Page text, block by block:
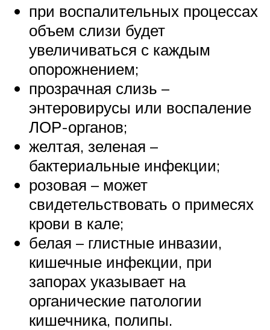
при воспалительных процессах
объем слизи будет
увеличиваться с каждым
опорожнением;
прозрачная слизь –
энтеровирусы или воспаление
ЛОР-органов;
желтая, зеленая –
бактериальные инфекции;
розовая – может
свидетельствовать о примесях
крови в кале;
белая – глистные инвазии,
кишечные инфекции, при
запорах указывает на
органические патологии
кишечника, полипы.